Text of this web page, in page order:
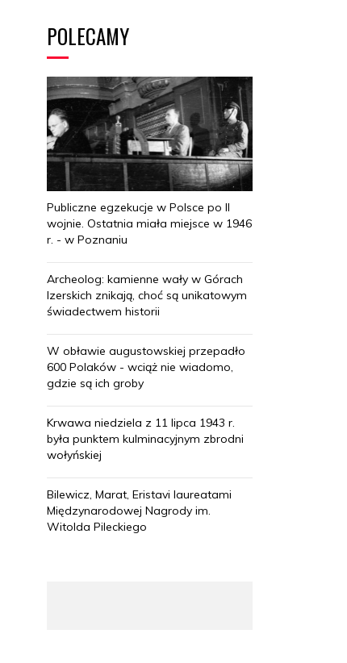
POLECAMY
Publiczne egzekucje w Polsce po II
wojnie. Ostatnia miała miejsce w 1946
r. - w Poznaniu
Archeolog: kamienne wały w Górach
Izerskich znikają, choć są unikatowym
świadectwem historii
W obławie augustowskiej przepadło
600 Polaków - wciąż nie wiadomo,
gdzie są ich groby
Krwawa niedziela z 11 lipca 1943 r.
była punktem kulminacyjnym zbrodni
wołyńskiej
Bilewicz, Marat, Eristavi laureatami
Międzynarodowej Nagrody im.
Witolda Pileckiego